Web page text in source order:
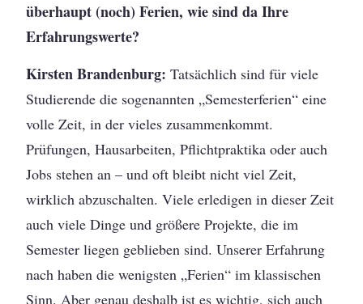
überhaupt (noch) Ferien, wie sind da Ihre
Erfahrungswerte?
Kirsten Brandenburg: Tatsächlich sind für viele
Studierende die sogenannten „Semesterferien“ eine
volle Zeit, in der vieles zusammenkommt.
Prüfungen, Hausarbeiten, Pflichtpraktika oder auch
Jobs stehen an – und oft bleibt nicht viel Zeit,
wirklich abzuschalten. Viele erledigen in dieser Zeit
auch viele Dinge und größere Projekte, die im
Semester liegen geblieben sind. Unserer Erfahrung
nach haben die wenigsten „Ferien“ im klassischen
Sinn. Aber genau deshalb ist es wichtig, sich auch